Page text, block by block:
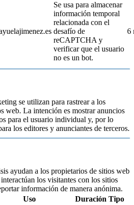
Se usa para almacenar
información temporal
relacionada con el
desafío de
reCAPTCHA y
verificar que el usuario
no es un bot.
6
se utilizan para rastrear a los
web. La intención es mostrar anuncios
para el usuario individual y, por lo
los editores y anunciantes de terceros.
ayudan a los propietarios de sitios web
los visitantes con los sitios
información de manera anónima.
Uso Duración Tipo